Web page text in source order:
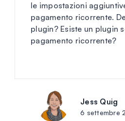
le impostazioni
pagamento ricorrente.
plugin? Esiste un plugin
pagamento ricorrente?
Jess Quig
6 settembre